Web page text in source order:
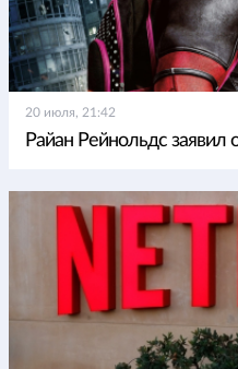
20 июля, 21:42
Райан Рейнольдс заявил